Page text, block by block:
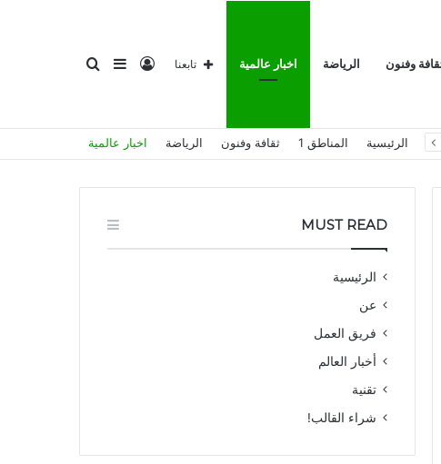
وفنون الرياضة اخبار عالمية
عن
إضافة
عمود
تسجيل
الدخول
تابعنا
الرئيسية المناطق 1 ثقافة وفنون الرياضة اخبار عالمية
MUST READ
الرئيسية
عن
فريق العمل
أخبار العالم
تقنية
شراء القالب!